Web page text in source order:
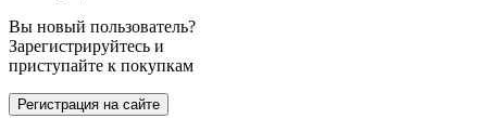
Вы новый пользователь?
Зарегистрируйтесь и
приступайте к покупкам